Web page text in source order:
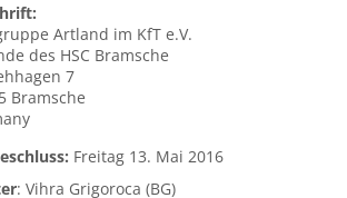
Artland im KfT e.V.
des HSC Bramsche
7
Bramsche
Freitag 13. Mai 2016
: Vihra Grigoroca (BG)​